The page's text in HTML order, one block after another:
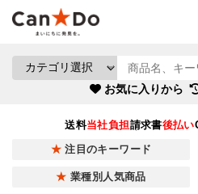
お気に入りから
送料当社負担請求書後払い
注目のキーワード
業種別人気商品